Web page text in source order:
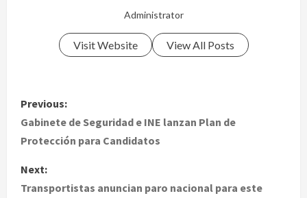
Administrator
Visit Website View All Posts
P
o
t
Previous:
Gabinete de Seguridad e INE lanzan Plan de
Protección para Candidatos
Next:
Transportistas anuncian paro nacional para este